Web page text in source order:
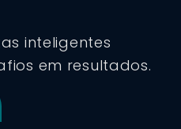
inteligentes
em resultados.